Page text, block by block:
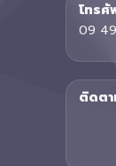
โทรศั
09
ติดตา